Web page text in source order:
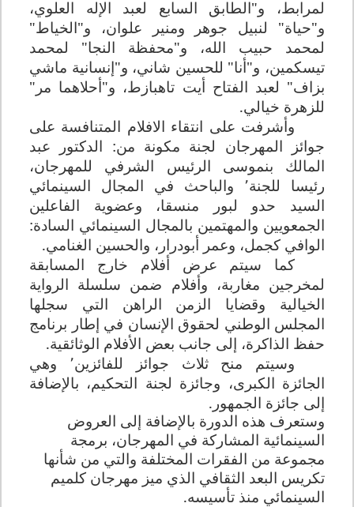
لمرابط، و"الطابق السابع لعبد الإله العلوي،
و"حياة" لنبيل جوهر ومنير علوان، و"الخياط"
لمحمد حبيب الله، و"محفظة النجا" لمحمد
تيسكمين، و"أنا" للحسين شاني، و"إنسانية ماشي
بزاف" لعبد الفتاح أيت تاهبازط، و"أحلاهما مر"
للزهرة خيالي.
وأشرفت على انتقاء الافلام المتنافسة على
جوائز المهرجان لجنة مكونة من: الدكتور عبد
المالك بنموسى الرئيس الشرفي للمهرجان،
رئيسا للجنة٬ والباحث في المجال السينمائي
السيد حدو لبور منسقا، وعضوية الفاعلين
الجمعويين والمهتمين بالمجال السينمائي السادة:
الوافي كجمل، وعمر أبودرار، والحسين الغنامي.
كما سيتم عرض أفلام خارج المسابقة
لمخرجين مغاربة، وأفلام ضمن سلسلة الرواية
الخيالية وقضايا الزمن الراهن التي سجلها
المجلس الوطني لحقوق الإنسان في إطار برنامج
حفظ الذاكرة، إلى جانب بعض الأفلام الوثائقية.
وسيتم منح ثلاث جوائز للفائزين٬ وهي
الجائزة الكبرى، وجائزة لجنة التحكيم، بالإضافة
إلى جائزة الجمهور.
وستعرف هذه الدورة بالإضافة إلى العروض
السينمائية المشاركة في المهرجان، برمجة
مجموعة من الفقرات المختلفة والتي من شأنها
تكريس البعد الثقافي الذي ميز مهرجان كلميم
السينمائي منذ تأسيسه.